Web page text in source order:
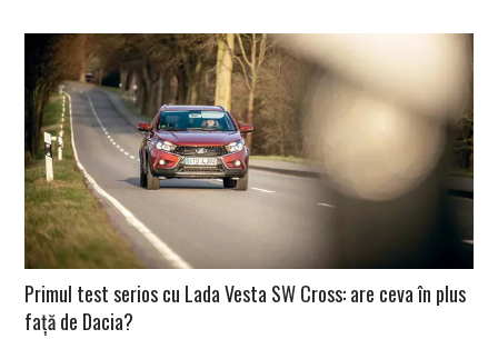
Primul test serios cu Lada Vesta SW Cross: are ceva în plus
față de Dacia?